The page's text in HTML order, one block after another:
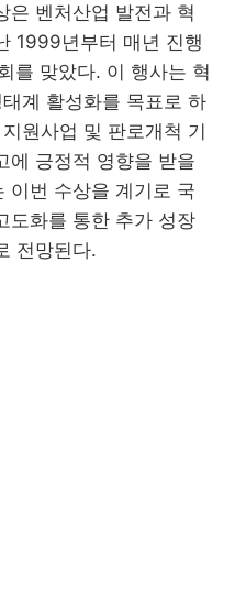
은 벤처산업 발전과 혁
1999년부터 매년 진행
를 맞았다. 이 행사는 혁
계 활성화를 목표로 하
원사업 및 판로개척 기
에 긍정적 영향을 받을
이번 수상을 계기로 국
도화를 통한 추가 성장
전망된다.